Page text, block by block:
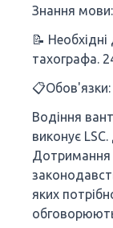
Знання
📝
тахографа.
📋Обов'язки:
Водіння
виконує
Дотримання
яких